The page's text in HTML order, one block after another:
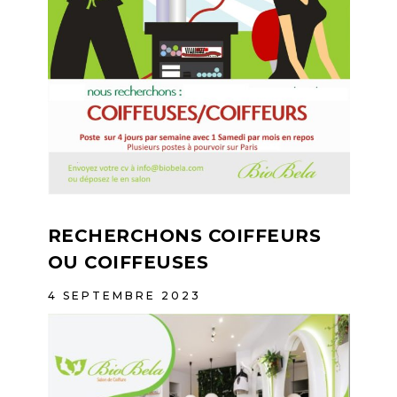
RECHERCHONS COIFFEURS
OU COIFFEUSES
4 SEPTEMBRE 2023